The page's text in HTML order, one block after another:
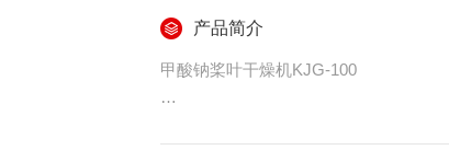
产品简介
甲酸钠桨叶干燥机KJG-100